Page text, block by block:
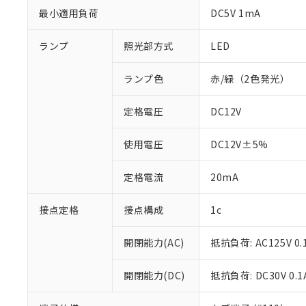
最小適用負荷 DC5V 1mA
ランプ 照光部方式 LED
ランプ色 赤/緑（2色発光）
定格電圧 DC12V
使用電圧 DC12V±5%
定格電流 20mA
接点定格 接点構成 1c
開閉能力(AC) 抵抗負荷: AC125V
開閉能力(DC) 抵抗負荷: DC30V
ご利用条件
対応予定：EU
対応予定なし：
調査・確認中：
非該当品：ライセ
仕入先様の事情に